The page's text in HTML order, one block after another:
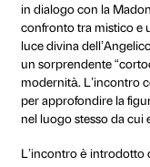
Mercoledì 3
Basolato di
mostraBeato
dialogano